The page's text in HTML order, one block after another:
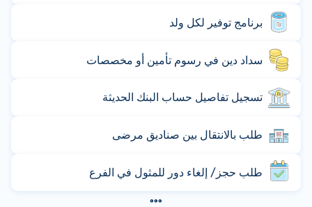
برنامج توفير لكل ولد
سداد دين في رسوم تأمين أو مخصصات
تسجيل تفاصيل حساب البنك الحديثة
طلب بالانتقال بين صناديق مرضى
طلب حجز/ إلغاء دور للمثول في الفرع